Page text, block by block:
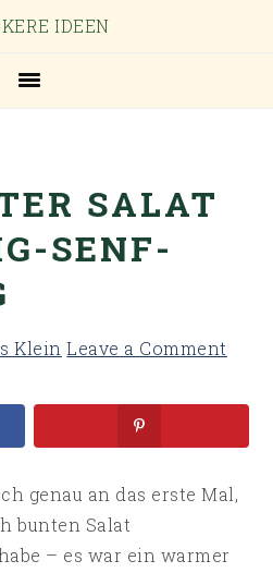
SALAT
SENF-
Klein Leave a Comment
genau an das erste Mal,
bunten Salat
– es war ein warmer